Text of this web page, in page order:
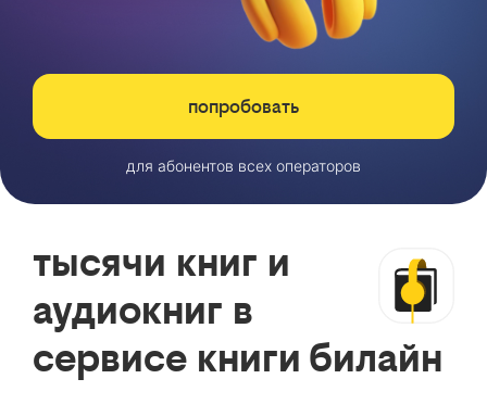
попробовать
для абонентов всех операторов
тысячи книг и
аудиокниг в
сервисе книги билайн